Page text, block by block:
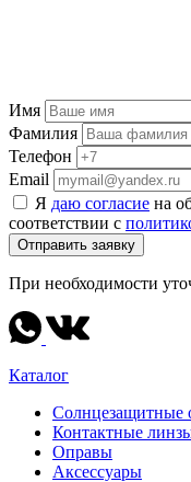
Имя
Фамилия
Телефон
Email
Я даю согласие на
соответствии с
Отправить заявку
При необходимости
Каталог
Солнцезащитные
Контактные
Оправы
Аксессуары